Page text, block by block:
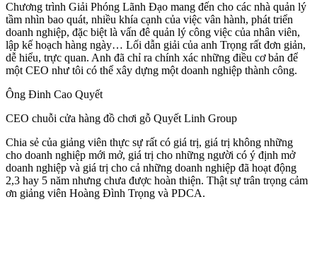
Chương trình Giải Phóng Lãnh Đạo mang đến cho các nhà quản lý
tầm nhìn bao quát, nhiều khía cạnh của việc vân hành, phát triển
doanh nghiệp, đặc biệt là vấn đê quản lý công việc của nhân viên,
lập kế hoạch hàng ngày… Lối dẫn giải của anh Trọng rất đơn giản,
dễ hiểu, trực quan. Anh đã chỉ ra chính xác những điều cơ bản để
một CEO như tôi có thể xây dựng một doanh nghiệp thành công.
Ông Đinh Cao Quyết
CEO chuỗi cửa hàng đồ chơi gỗ Quyết Linh Group
Chia sẻ của giảng viên thực sự rất có giá trị, giá trị không những
cho doanh nghiệp mới mở, giá trị cho những người có ý định mở
doanh nghiệp và giá trị cho cả những doanh nghiệp đã hoạt động
2,3 hay 5 năm nhưng chưa được hoàn thiện. Thật sự trân trọng cảm
ơn giảng viên Hoàng Đình Trọng và PDCA.